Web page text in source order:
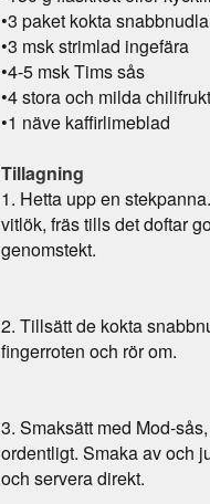
•3 paket kokta
•3 msk strimlad ingefära
•4-5 msk Tims sås
•4 stora och milda
•1 näve kaffirlimeblad
Tillagning
1. Hetta upp en
vitlök, fräs tills det doftar
genomstekt.
2. Tillsätt de kokta
fingerroten och rör om.
3. Smaksätt med Mod-
ordentligt. Smaka av och
och servera direkt.